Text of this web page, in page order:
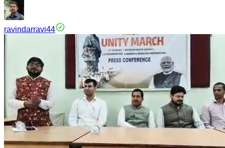
ravindarravi44